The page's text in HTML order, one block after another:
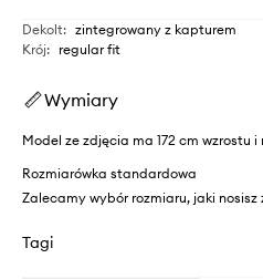
Dekolt: zintegrowany z kapturem
Krój: regular fit
Wymiary
Model ze zdjęcia ma 172 cm wzrostu
Rozmiarówka standardowa
Zalecamy wybór rozmiaru, jaki nosisz
Tagi